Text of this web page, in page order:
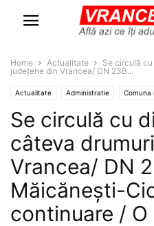
Home Actualitate
Se circulă
județene din Vrancea/ DN 23B...
Actualitate Administratie Comuna
Se circulă cu
câteva
Vrancea/ DN
Măicănești-
continuare /